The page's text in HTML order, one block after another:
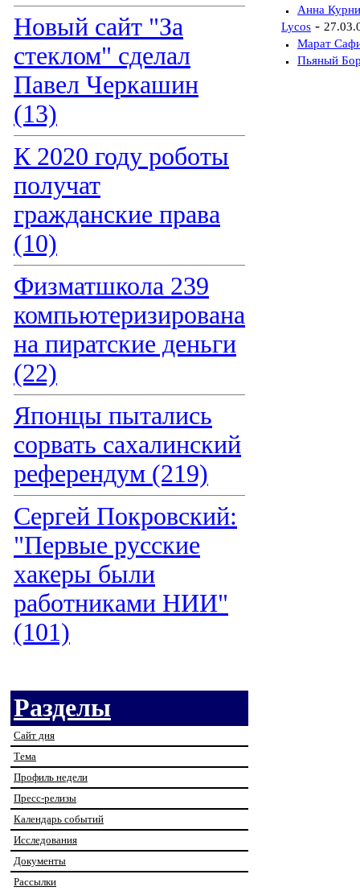
Новый сайт "За
стеклом" сделал
Павел Черкашин
(13)
К 2020 году роботы
получат
гражданские права
(10)
Физматшкола 239
компьютеризирована
на пиратские деньги
(22)
Японцы пытались
сорвать сахалинский
референдум (219)
Сергей Покровский:
"Первые русские
хакеры были
работниками НИИ"
(101)
Разделы
Сайт дня
Тема
Профиль недели
Пресс-релизы
Календарь событий
Исследования
Документы
Рассылки
Анна
Lycos -
Марат
Пьяный